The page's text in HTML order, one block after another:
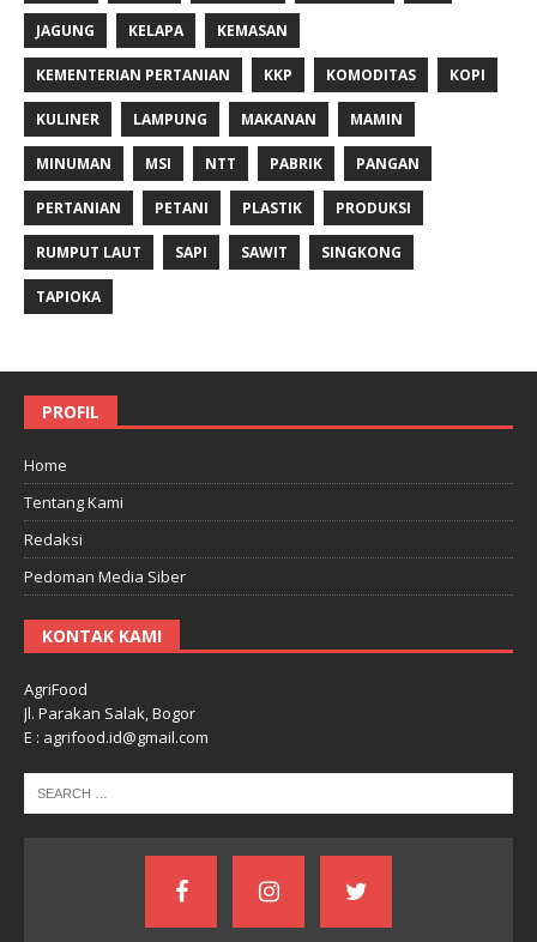
JAGUNG KELAPA KEMASAN
KEMENTERIAN PERTANIAN KKP KOMODITAS KOPI
KULINER LAMPUNG MAKANAN MAMIN
MINUMAN MSI NTT PABRIK PANGAN
PERTANIAN PETANI PLASTIK PRODUKSI
RUMPUT LAUT SAPI SAWIT SINGKONG
TAPIOKA
PROFIL
Home
Tentang Kami
Redaksi
Pedoman Media Siber
KONTAK KAMI
AgriFood
Jl. Parakan Salak, Bogor
E : agrifood.id@gmail.com